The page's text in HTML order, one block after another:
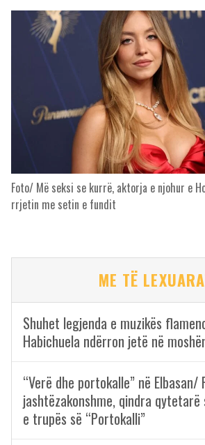
Foto/ Më seksi se kurrë, aktorja e njohur e
rrjetin me setin e fundit
ME TË
Shuhet legjenda e muzikës
Habichuela ndërron jetë në
“Verë dhe portokalle” në Elbasan/
jashtëzakonshme, qindra qytetarë
e trupës së “Portokalli”